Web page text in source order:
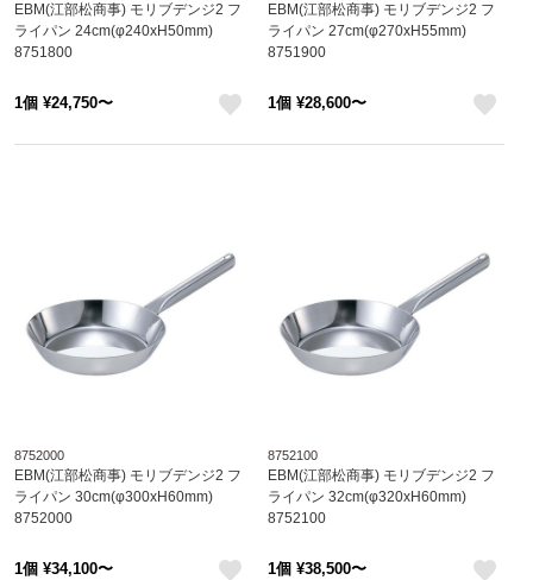
EBM(江部松商事) モリブデンジ2 フ
ライパン 24cm(φ240xH50mm)
8751800
1個 ¥24,750〜
EBM(江部松商事) モリブデンジ2 フ
ライパン 27cm(φ270xH55mm)
8751900
1個 ¥28,600〜
8752000
EBM(江部松商事) モリブデンジ2 フ
ライパン 30cm(φ300xH60mm)
8752000
1個 ¥34,100〜
8752100
EBM(江部松商事) モリブデンジ2 フ
ライパン 32cm(φ320xH60mm)
8752100
1個 ¥38,500〜